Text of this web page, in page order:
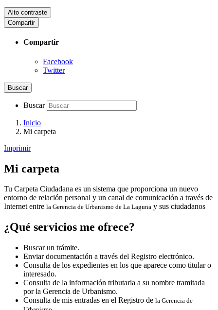
Alto contraste
Compartir
Compartir
Facebook
Twitter
Buscar
Buscar
Inicio
Mi carpeta
Imprimir
Mi carpeta
Tu Carpeta Ciudadana es un sistema que proporciona un nuevo
entorno de relación personal y un canal de comunicación a través de
Internet entre la Gerencia de Urbanismo de La Laguna y sus ciudadanos
¿Qué servicios me ofrece?
Buscar un trámite.
Enviar documentación a través del Registro electrónico.
Consulta de los expedientes en los que aparece como titular o
interesado.
Consulta de la información tributaria a su nombre tramitada
por la Gerencia de Urbanismo.
Consulta de mis entradas en el Registro de la Gerencia de